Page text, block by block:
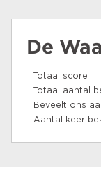
De
Totaal score
Totaal aantal
Beveelt ons
Aantal keer